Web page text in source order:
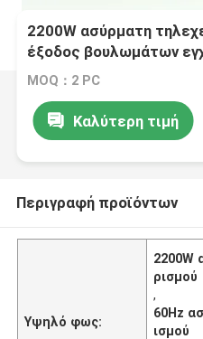
2200W ασύρματη
έξοδος βουλωμάτων
αυτοματοποίησης
MOQ：2 PC
Καλύτερη τιμή
Περιγραφή προϊόντων
Υψηλό φως:
2200W
ρισμού
,
60Hz
ισμού